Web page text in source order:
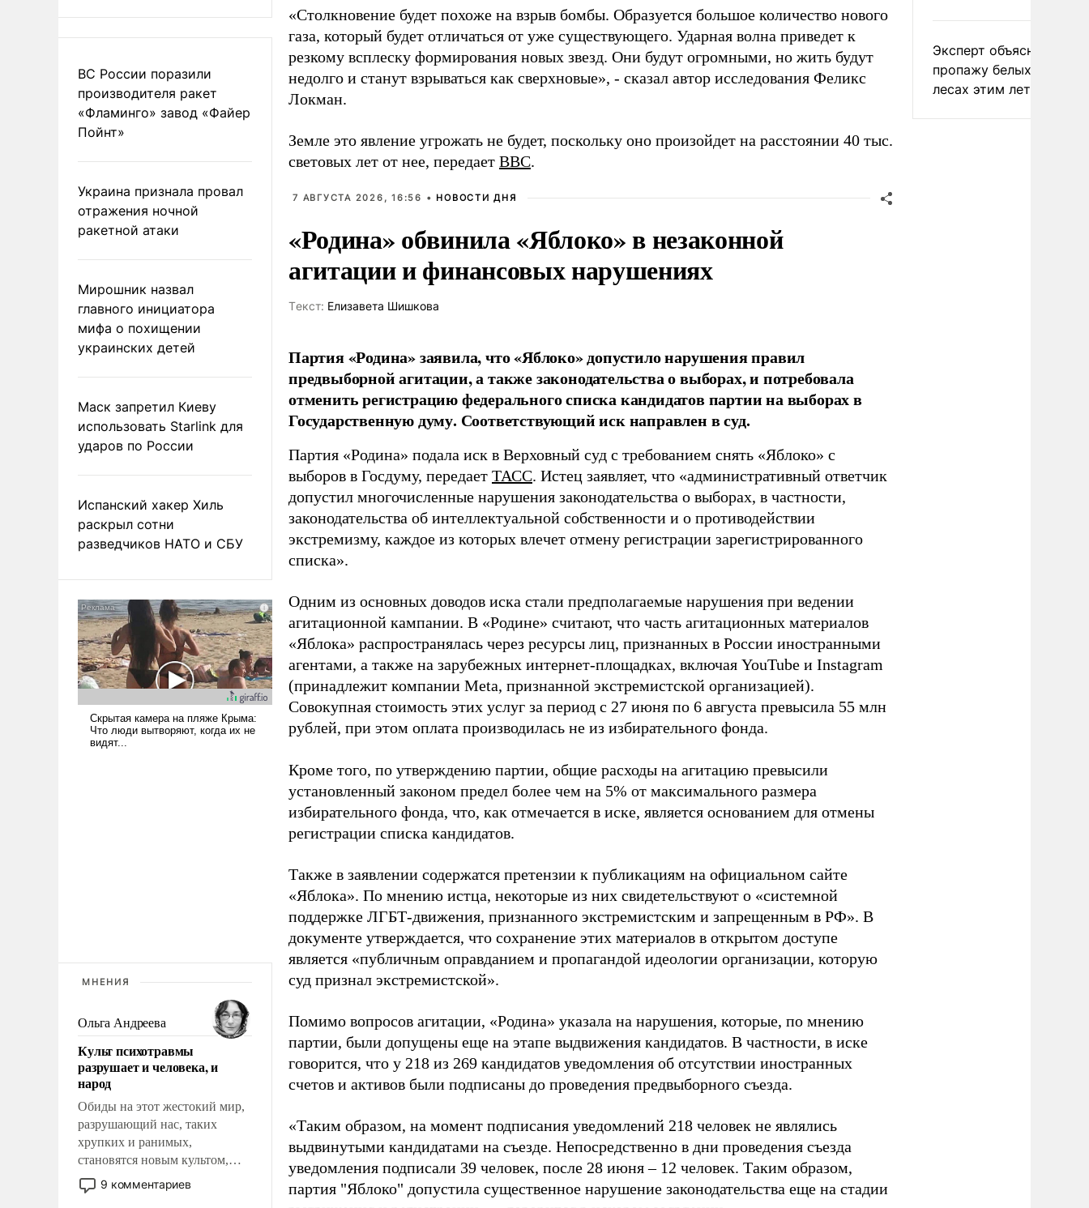
ВС России поразили
производителя ракет
«Фламинго» завод «Файер
Пойнт»
Украина признала провал
отражения ночной
ракетной атаки
Мирошник назвал
главного инициатора
мифа о похищении
украинских детей
Маск запретил Киеву
использовать Starlink для
ударов по России
Испанский хакер Хиль
раскрыл сотни
разведчиков НАТО и СБУ
МНЕНИЯ
Ольга Андреева
Культ психотравмы
разрушает и человека, и
народ
Обиды на этот жестокий мир,
разрушающий нас, таких
хрупких и ранимых,
становятся новым культом,
постепенно вытесняя и
отменяя традиционное
9 комментариев
«Столкновение будет похоже на взрыв бомбы. Образуется большое количество нового
газа, который будет отличаться от уже существующего. Ударная волна приведет к
резкому всплеску формирования новых звезд. Они будут огромными, но жить будут
недолго и станут взрываться как сверхновые», - сказал автор исследования Феликс
Локман.
Земле это явление угрожать не будет, поскольку оно произойдет на расстоянии 40 тыс.
световых лет от нее, передает BBC.
7 АВГУСТА 2026, 16:56 • НОВОСТИ ДНЯ
«Родина» обвинила «Яблоко» в незаконной
агитации и финансовых нарушениях
Tекст: Елизавета Шишкова
Партия «Родина» заявила, что «Яблоко» допустило нарушения правил
предвыборной агитации, а также законодательства о выборах, и потребовала
отменить регистрацию федерального списка кандидатов партии на выборах в
Государственную думу. Соответствующий иск направлен в суд.
Партия «Родина» подала иск в Верховный суд с требованием снять «Яблоко» с
выборов в Госдуму, передает ТАСС. Истец заявляет, что «административный ответчик
допустил многочисленные нарушения законодательства о выборах, в частности,
законодательства об интеллектуальной собственности и о противодействии
экстремизму, каждое из которых влечет отмену регистрации зарегистрированного
списка».
Одним из основных доводов иска стали предполагаемые нарушения при ведении
агитационной кампании. В «Родине» считают, что часть агитационных материалов
«Яблока» распространялась через ресурсы лиц, признанных в России иностранными
агентами, а также на зарубежных интернет-площадках, включая YouTube и Instagram
(принадлежит компании Meta, признанной экстремистской организацией).
Совокупная стоимость этих услуг за период с 27 июня по 6 августа превысила 55 млн
рублей, при этом оплата производилась не из избирательного фонда.
Кроме того, по утверждению партии, общие расходы на агитацию превысили
установленный законом предел более чем на 5% от максимального размера
избирательного фонда, что, как отмечается в иске, является основанием для отмены
регистрации списка кандидатов.
Также в заявлении содержатся претензии к публикациям на официальном сайте
«Яблока». По мнению истца, некоторые из них свидетельствуют о «системной
поддержке ЛГБТ-движения, признанного экстремистским и запрещенным в РФ». В
документе утверждается, что сохранение этих материалов в открытом доступе
является «публичным оправданием и пропагандой идеологии организации, которую
суд признал экстремистской».
Помимо вопросов агитации, «Родина» указала на нарушения, которые, по мнению
партии, были допущены еще на этапе выдвижения кандидатов. В частности, в иске
говорится, что у 218 из 269 кандидатов уведомления об отсутствии иностранных
счетов и активов были подписаны до проведения предвыборного съезда.
«Таким образом, на момент подписания уведомлений 218 человек не являлись
выдвинутыми кандидатами на съезде. Непосредственно в дни проведения съезда
уведомления подписали 39 человек, после 28 июня – 12 человек. Таким образом,
партия "Яблоко" допустила существенное нарушение законодательства еще на стадии
Эксперт объяснил
пропажу белых грибов
лесах этим летом